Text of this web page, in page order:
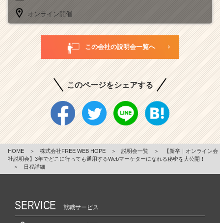
オンライン開催
この会社の説明会一覧へ
このページをシェアする
HOME ＞ 株式会社FREE WEB HOPE ＞ 説明会一覧 ＞
【新卒｜オンライン会
社説明会】3年でどこに行っても通用するWebマーケターになれる秘密を大公開！
＞
日程詳細
SERVICE 就職サービス